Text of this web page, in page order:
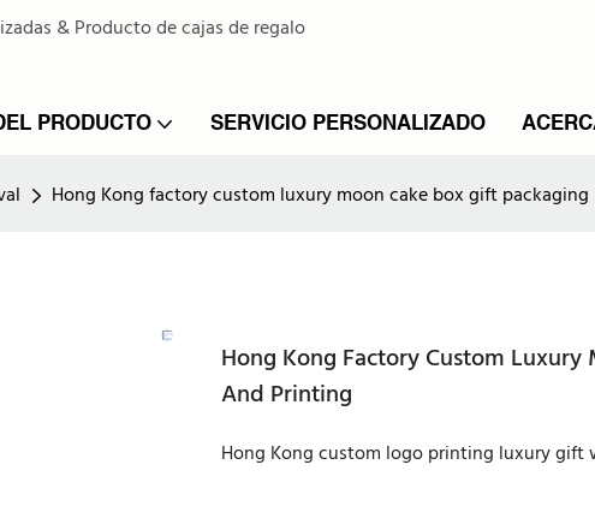
& Producto de cajas de regalo
PRODUCTO SERVICIO PERSONALIZADO
Hong Kong factory custom luxury moon cake box gift
Hong Kong Factory Custom
And Printing
Hong Kong custom logo printing luxury gift